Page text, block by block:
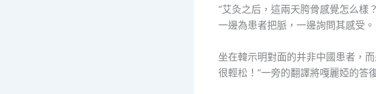
“艾灸之后，這兩天胯骨感覺怎么樣
一邊為患者把脈，一邊詢問其感受。
坐在韓示明對面的并非中國患者，
很輕松！”一旁的翻譯將嘎麗婭的答